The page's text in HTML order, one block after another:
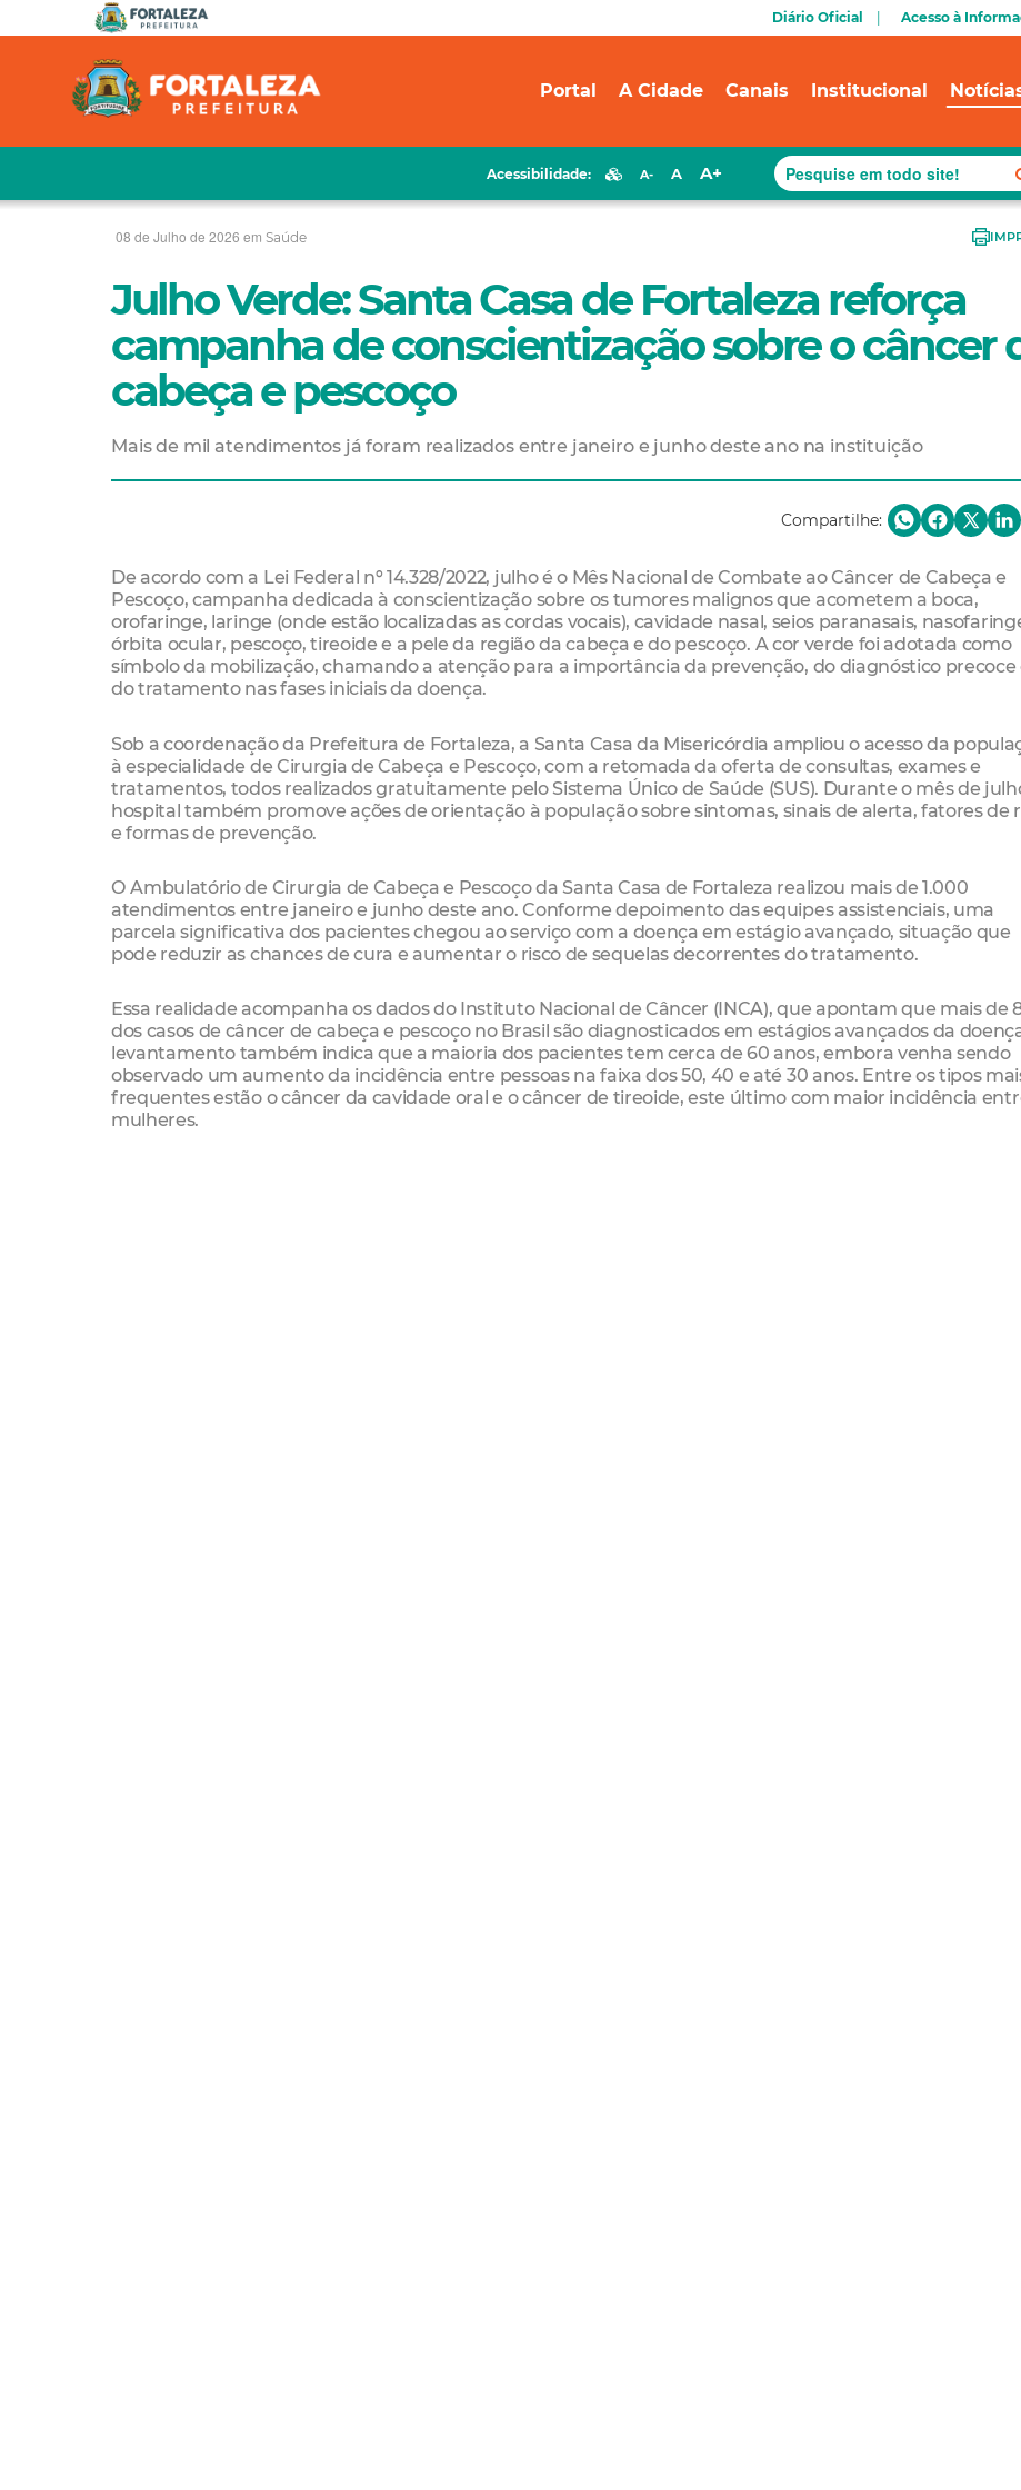
Diário Oficial Acesso à
Portal A Cidade Canais Institucional
Acessibilidade: A- A A+
08 de Julho de 2026 em Saúde
Julho Verde: Santa Casa de Fortaleza reforça
campanha de conscientização sobre o câncer
cabeça e pescoço
Mais de mil atendimentos já foram realizados entre janeiro e junho deste ano na instituição
Compartilhe:
De acordo com a Lei Federal nº 14.328/2022, julho é o Mês Nacional de Combate ao Câncer de Cabeça e
Pescoço, campanha dedicada à conscientização sobre os tumores malignos que acometem a boca,
orofaringe, laringe (onde estão localizadas as cordas vocais), cavidade nasal, seios paranasais,
órbita ocular, pescoço, tireoide e a pele da região da cabeça e do pescoço. A cor verde foi adotada como
símbolo da mobilização, chamando a atenção para a importância da prevenção, do diagnóstico precoce
do tratamento nas fases iniciais da doença.
Sob a coordenação da Prefeitura de Fortaleza, a Santa Casa da Misericórdia ampliou o acesso da
à especialidade de Cirurgia de Cabeça e Pescoço, com a retomada da oferta de consultas, exames e
tratamentos, todos realizados gratuitamente pelo Sistema Único de Saúde (SUS). Durante o mês de
hospital também promove ações de orientação à população sobre sintomas, sinais de alerta, fatores de
e formas de prevenção.
O Ambulatório de Cirurgia de Cabeça e Pescoço da Santa Casa de Fortaleza realizou mais de 1.000
atendimentos entre janeiro e junho deste ano. Conforme depoimento das equipes assistenciais, uma
parcela significativa dos pacientes chegou ao serviço com a doença em estágio avançado, situação que
pode reduzir as chances de cura e aumentar o risco de sequelas decorrentes do tratamento.
Essa realidade acompanha os dados do Instituto Nacional de Câncer (INCA), que apontam que mais de
dos casos de câncer de cabeça e pescoço no Brasil são diagnosticados em estágios avançados da
levantamento também indica que a maioria dos pacientes tem cerca de 60 anos, embora venha sendo
observado um aumento da incidência entre pessoas na faixa dos 50, 40 e até 30 anos. Entre os tipos
frequentes estão o câncer da cavidade oral e o câncer de tireoide, este último com maior incidência
mulheres.